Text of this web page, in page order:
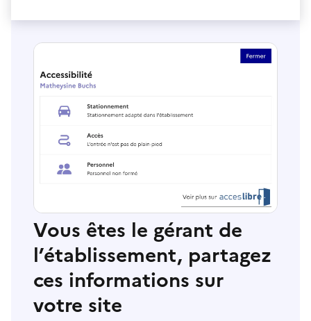
Vous êtes le gérant de
l’établissement, partagez
ces informations sur
votre site